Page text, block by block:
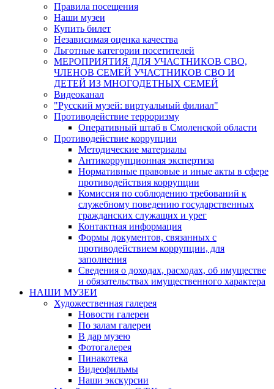
Правила посещения
Наши музеи
Купить билет
Независимая оценка качества
Льготные категории посетителей
МЕРОПРИЯТИЯ ДЛЯ УЧАСТНИКОВ СВО,
ЧЛЕНОВ СЕМЕЙ УЧАСТНИКОВ СВО И
ДЕТЕЙ ИЗ МНОГОДЕТНЫХ СЕМЕЙ
Видеоканал
"Русский музей: виртуальный филиал"
Противодействие терроризму
Оперативный штаб в Смоленской области
Противодействие коррупции
Методические материалы
Антикоррупционная экспертиза
Нормативные правовые и иные акты в сфере
противодействия коррупции
Комиссия по соблюдению требований к
служебному поведению государственных
гражданских служащих и урег
Контактная информация
Формы документов, связанных с
противодействием коррупции, для
заполнения
Сведения о доходах, расходах, об имуществе
и обязательствах имущественного характера
НАШИ МУЗЕИ
Художественная галерея
Новости галереи
По залам галереи
В дар музею
Фотогалерея
Пинакотека
Видеофильмы
Наши экскурсии